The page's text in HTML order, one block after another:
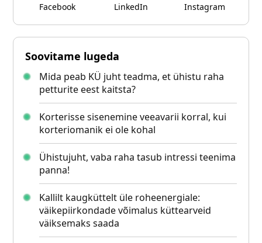
Facebook LinkedIn Instagram
Soovitame lugeda
Mida peab KÜ juht teadma, et ühistu raha
petturite eest kaitsta?
Korterisse sisenemine veeavarii korral, kui
korteriomanik ei ole kohal
Ühistujuht, vaba raha tasub intressi teenima
panna!
Kallilt kaugküttelt üle roheenergiale:
väikepiirkondade võimalus küttearveid
väiksemaks saada